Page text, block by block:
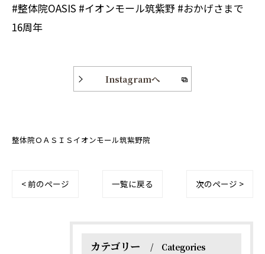
#整体院OASIS #イオンモール筑紫野 #おかげさまで
16周年
Instagramへ
整体院ＯＡＳＩＳイオンモール筑紫野院
< 前のページ 一覧に戻る 次のページ >
カテゴリー Categories